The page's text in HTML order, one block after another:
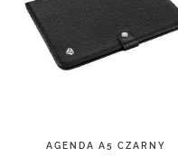
AGENDA A5 CZARNY